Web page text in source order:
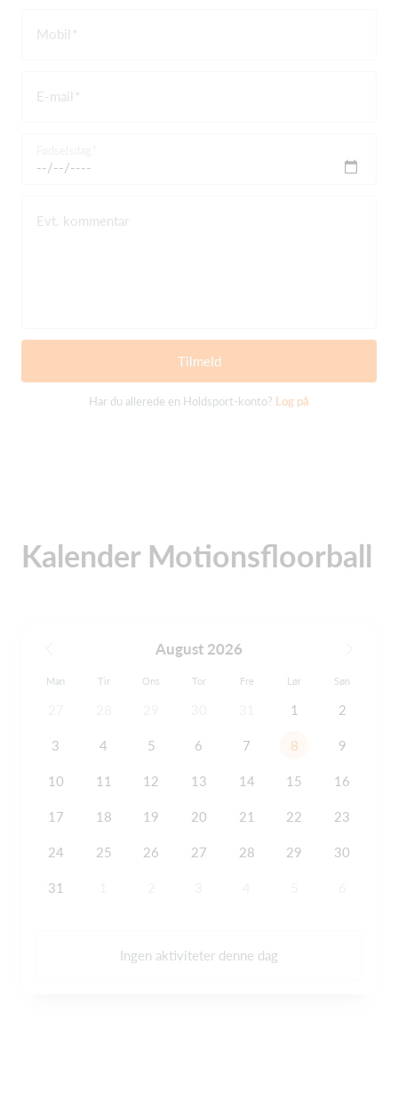
Mobil
E-mail
Evt. kommentar
Tilmeld
Har du allerede en Holdsport-konto? Log på
Kalender Motionsfloorball
August 2026
Man Tir Ons Tor Fre Lør Søn
1 2
3 4 5 6 7 8 9
10 11 12 13 14 15 16
17 18 19 20 21 22 23
24 25 26 27 28 29 30
31
Ingen aktiviteter denne dag